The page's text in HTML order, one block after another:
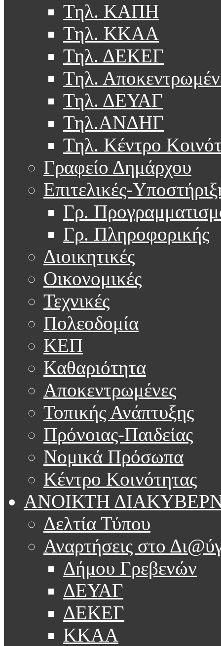
Τηλ. ΚΑΠΗ
Τηλ. ΚΚΑΑ
Τηλ. ΔΕΚΕΓ
Τηλ.
Τηλ. ΔΕΥΑΓ
Τηλ.ΑΝΔΗΓ
Τηλ. Κέντρο
Γραφείο Δημάρχου
Επιτελικές-
Γρ.
Γρ. Πληροφορικής
Διοικητικές
Οικονομικές
Τεχνικές
Πολεοδομία
ΚΕΠ
Καθαριότητα
Αποκεντρωμένες
Τοπικής Ανάπτυξης
Πρόνοιας-Παιδείας
Νομικά Πρόσωπα
Κέντρο Κοινότητας
ΑΝΟΙΚΤΗ
Δελτία Τύπου
Αναρτήσεις στο
Δήμου Γρεβενών
ΔΕΥΑΓ
ΔΕΚΕΓ
ΚΚΑΑ